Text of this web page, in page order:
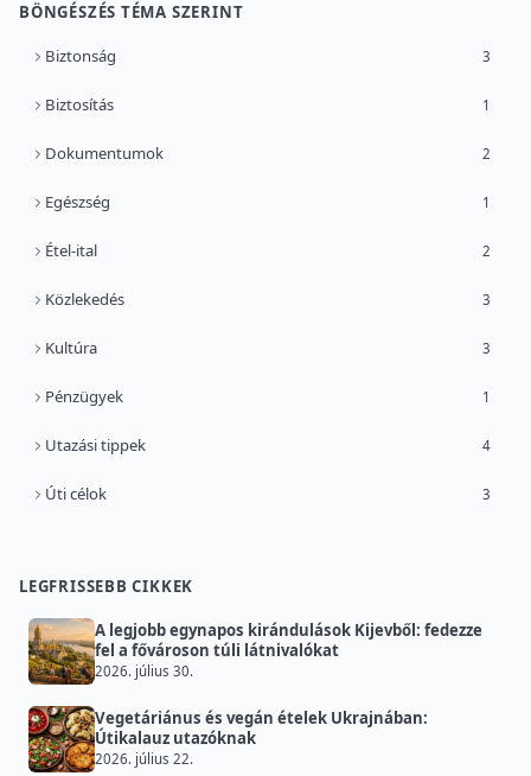
BÖNGÉSZÉS TÉMA SZERINT
Biztonság 3
Biztosítás 1
Dokumentumok 2
Egészség 1
Étel-ital 2
Közlekedés 3
Kultúra 3
Pénzügyek 1
Utazási tippek 4
Úti célok 3
LEGFRISSEBB CIKKEK
A legjobb egynapos kirándulások Kijevből: fedezze
fel a fővároson túli látnivalókat
2026. július 30.
Vegetáriánus és vegán ételek Ukrajnában:
Útikalauz utazóknak
2026. július 22.